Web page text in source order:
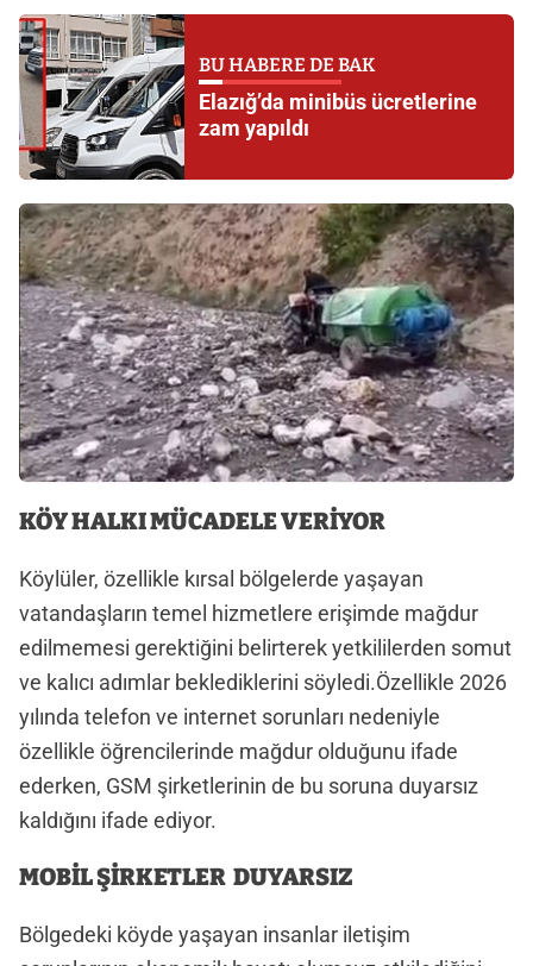
BU HABERE DE BAK
Elazığ’da minibüs ücretlerine
zam yapıldı
KÖY HALKI MÜCADELE VERİYOR
Köylüler, özellikle kırsal bölgelerde yaşayan
vatandaşların temel hizmetlere erişimde mağdur
edilmemesi gerektiğini belirterek yetkililerden somut
ve kalıcı adımlar beklediklerini söyledi.Özellikle 2026
yılında telefon ve internet sorunları nedeniyle
özellikle öğrencilerinde mağdur olduğunu ifade
ederken, GSM şirketlerinin de bu soruna duyarsız
kaldığını ifade ediyor.
MOBİL ŞİRKETLER DUYARSIZ
Bölgedeki köyde yaşayan insanlar iletişim